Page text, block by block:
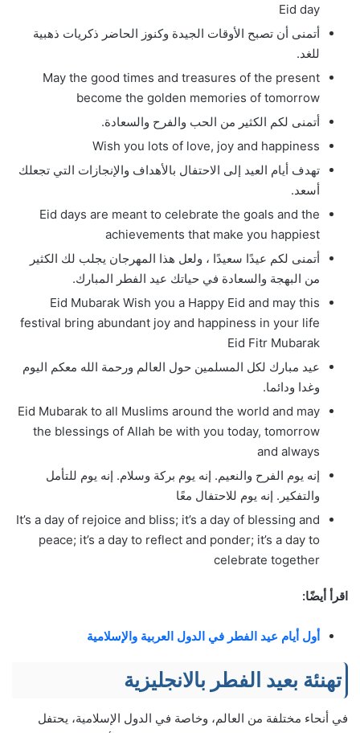
Eid day
أتمنى أن تصبح الأوقات الجيدة وكنوز الحاضر ذكريات ذهبية
للغد.
May the good times and treasures of the present
become the golden memories of tomorrow
أتمنى لكم الكثير من الحب والفرح والسعادة.
Wish you lots of love, joy and happiness
تهدف أيام العيد إلى الاحتفال بالأهداف والإنجازات التي تجعلك
أسعد.
Eid days are meant to celebrate the goals and the
achievements that make you happiest
أتمنى لكم عيدًا سعيدًا ، ولعل هذا المهرجان يجلب لك الكثير
من البهجة والسعادة في حياتك عيد الفطر المبارك.
Eid Mubarak Wish you a Happy Eid and may this
festival bring abundant joy and happiness in your life
Eid Fitr Mubarak
عيد مبارك لكل المسلمين حول العالم ورحمة الله معكم اليوم
وغدا ودائما.
Eid Mubarak to all Muslims around the world and may
the blessings of Allah be with you today, tomorrow
and always
إنه يوم الفرح والنعيم. إنه يوم بركة وسلام. إنه يوم للتأمل
والتفكير. إنه يوم للاحتفال معًا
It’s a day of rejoice and bliss; it’s a day of blessing and
peace; it’s a day to reflect and ponder; it’s a day to
celebrate together
اقرأ أيضًا:
أول أيام عيد الفطر في الدول العربية والإسلامية
تهنئة بعيد الفطر بالانجليزية
في أنحاء مختلفة من العالم، وخاصة في الدول الإسلامية، يحتفل